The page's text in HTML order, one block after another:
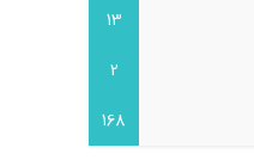
13
2
168